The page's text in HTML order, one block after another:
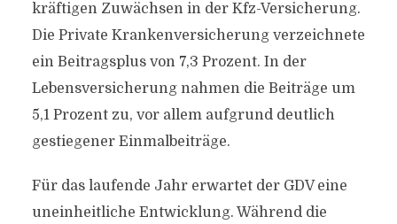
kräftigen Zuwächsen in der Kfz-Versicherung.
Die Private Krankenversicherung verzeichnete
ein Beitragsplus von 7,3 Prozent. In der
Lebensversicherung nahmen die Beiträge um
5,1 Prozent zu, vor allem aufgrund deutlich
gestiegener Einmalbeiträge.
Für das laufende Jahr erwartet der GDV eine
uneinheitliche Entwicklung. Während die